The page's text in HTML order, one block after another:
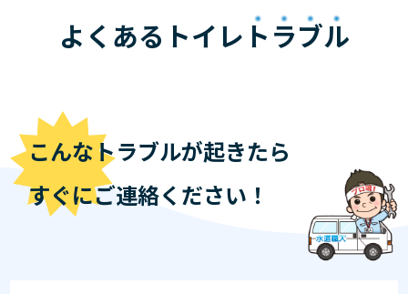
よくあるトイレ トラブル
こんなトラブルが起きたら
すぐにご連絡ください！